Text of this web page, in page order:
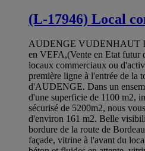
(L-17946) Local
AUDENGE VUDENHAUT
en VEFA,(Vente en Etat futur
locaux commerciaux ou
première ligne à l'entrée de la
d'AUDENGE. Dans un
d'une superficie de 1100 m2,
sécurisé de 5200m2, nous
d'environ 161 m2. Belle
bordure de la route de
façade, vitrine à l'avant du